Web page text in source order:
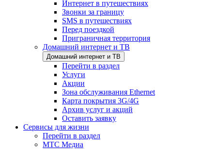
Интернет в путешествиях
Звонки за границу
SMS в путешествиях
Перед поездкой
Приграничная территория
Домашний интернет и ТВ
Домашний интернет и ТВ
Перейти в раздел
Услуги
Акции
Зона обслуживания Ethernet
Карта покрытия 3G/4G
Архив услуг и акций
Оставить заявку
Сервисы для жизни
Перейти в раздел
МТС Медиа